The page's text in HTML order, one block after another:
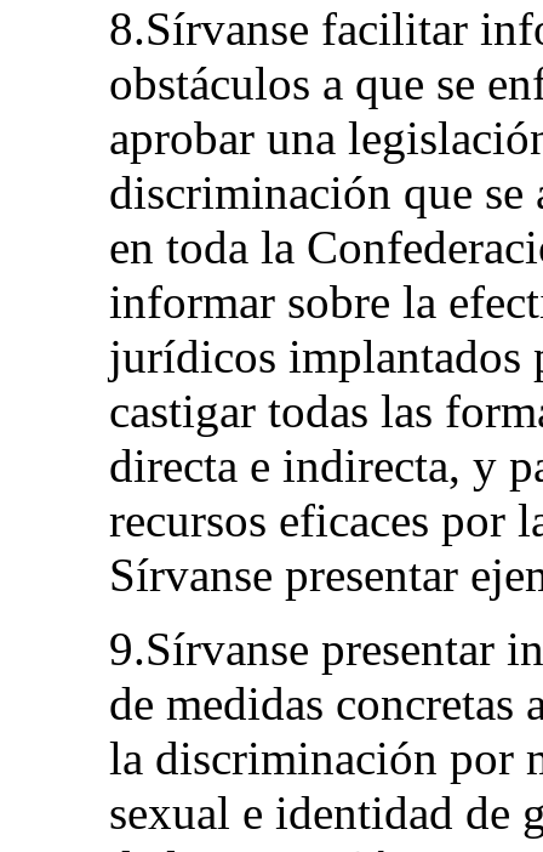
8.Sírvanse facilitar
obstáculos a que se
aprobar una
discriminación que se
en toda la
informar sobre la
jurídicos implantados
castigar todas las
directa e indirecta, y
recursos eficaces
Sírvanse presentar
9.Sírvanse presentar
de medidas concretas
la discriminación por
sexual e identidad de